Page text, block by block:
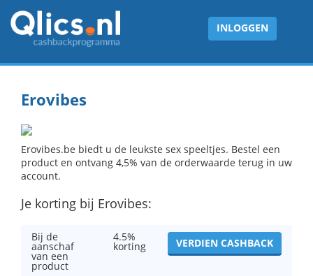
INLOGGEN
Erovibes
Erovibes.be biedt u de leukste sex speeltjes. Bestel een
product en ontvang 4,5% van de orderwaarde terug in uw
account.
Je korting bij Erovibes:
Bij de
aanschaf
van een
product
4.5%
korting VERDIEN CASHBACK